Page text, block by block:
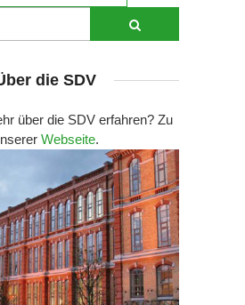
die SDV
über die SDV erfahren? Zu
Webseite.